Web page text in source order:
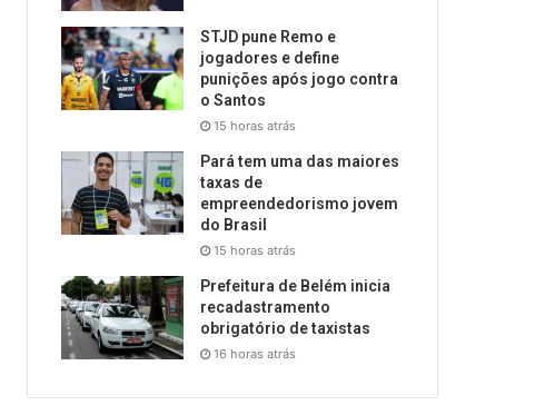
STJD pune Remo e
jogadores e define
punições após jogo contra
o Santos
15 horas atrás
Pará tem uma das maiores
taxas de
empreendedorismo jovem
do Brasil
15 horas atrás
Prefeitura de Belém inicia
recadastramento
obrigatório de taxistas
16 horas atrás